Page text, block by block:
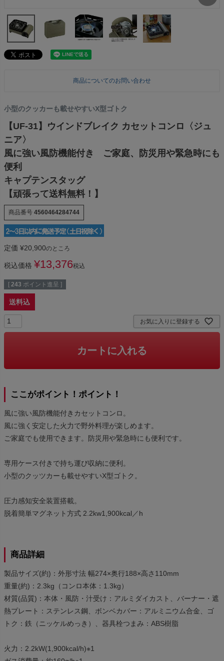
商品についてのお問い合わせ
小型のクッカーも載せやすいX型ゴトク
【UF-31】ウインドブレイク カセットコンロ〈ジュ
ニア〉
風に強い風防機能付き ご家庭、防災用や緊急時にも
便利
キャプテンスタッグ
【頑張って送料無料！】
商品番号 4560464284744
定価 ¥20,900のところ
税込価格 ¥13,376税込
[ 243 ポイント進呈 ]
送料込
お気に入りに登録する
カートに入れる
ここがポイント！ポイント！
風に強い風防機能付きカセットコンロ。
風に強く安定した火力で野外料理が楽しめます。
ご家庭でも使用できます。防災用や緊急時にも便利です。
専用ケース付きで持ち運び収納に便利。
小型のクッツカーも載せやすいX型ゴトク。
圧力感知安全装置搭載。
脱着簡単マグネット方式 2.2kw1,900kcal／h
商品詳細
製品サイズ(約)：外形寸法 幅274×奥行188×高さ110mm
重量(約)：2.3kg（コンロ本体：1.3kg）
材質(品質)：本体・風防・汁受け：アルミダイカスト、バーナー・遮
熱プレート：ステンレス鋼、ボンベカバー：アルミニウム合金、ゴ
トク：鉄（ニッケルめっき）、器具栓つまみ：ABS樹脂
火力：2.2kW(1,900kcal/h)※1